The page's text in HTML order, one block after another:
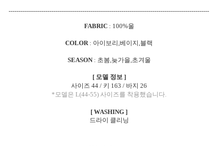
-------------------------------------------------------------------------------------------------------
FABRIC: 100%울
COLOR : 아이보리,베이지,블랙
SEASON : 초봄,늦가을,초겨울
[ 모델 정보 ]
사이즈 44 / 키 163 / 바지 26
*모델은 L(44-55) 사이즈를 착용했습니다.
[ WASHING ]
드라이 클리닝